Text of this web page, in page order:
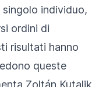
individuo,
ordini di
risultati hanno
queste
Zoltán Kutalik.